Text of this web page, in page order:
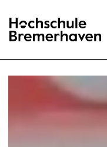
Hochschule Bremerhaven